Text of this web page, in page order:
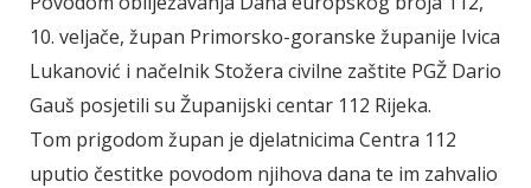
10. veljače, župan Primorsko-goranske županije Ivica
Lukanović i načelnik Stožera civilne zaštite PGŽ Dario
Gauš posjetili su Županijski centar 112 Rijeka.
Tom prigodom župan je djelatnicima Centra 112
uputio čestitke povodom njihova dana te im zahvalio